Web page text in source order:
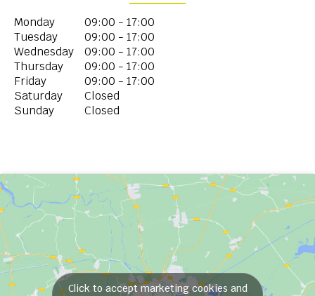
Monday
09:00 - 17:00
Tuesday
09:00 - 17:00
Wednesday
09:00 - 17:00
Thursday
09:00 - 17:00
Friday
09:00 - 17:00
Saturday
Closed
Sunday
Closed
Click to accept marketing cookies and